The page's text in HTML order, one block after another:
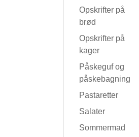
Opskrifter på
brød
Opskrifter på
kager
Påskeguf og
påskebagning
Pastaretter
Salater
Sommermad